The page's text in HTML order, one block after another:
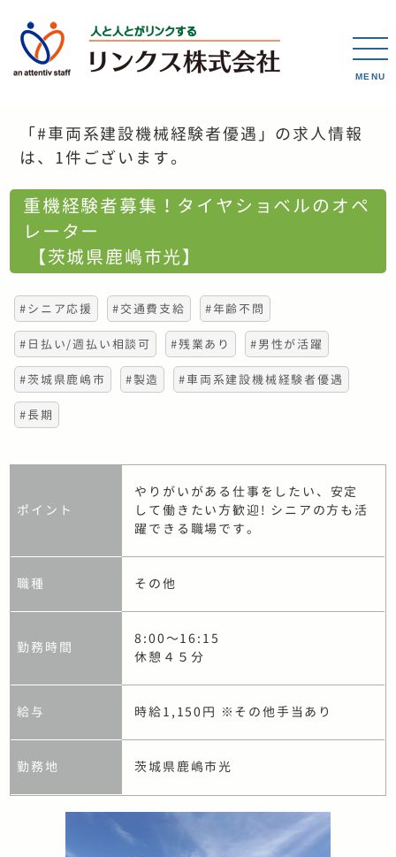
MENU
「#車両系建設機械経験者優遇」の求人情報
は、1件ございます。
重機経験者募集！タイヤショベルのオペ
レーター
【茨城県鹿嶋市光】
#シニア応援 #交通費支給 #年齢不問
#日払い/週払い相談可 #残業あり #男性が活躍
#茨城県鹿嶋市 #製造 #車両系建設機械経験者優遇
#長期
ポイント
やりがいがある仕事をしたい、安定
して働きたい方歓迎! シニアの方も活
躍できる職場です。
職種 その他
勤務時間
8:00〜16:15
休憩４５分
給与 時給1,150円 ※その他手当あり
勤務地 茨城県鹿嶋市光